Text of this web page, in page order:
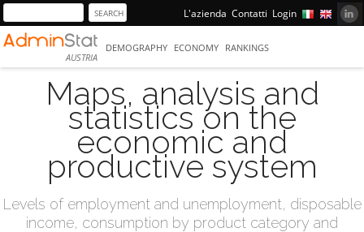
L'azienda Contatti Login
AUSTRIA
DEMOGRAPHY ECONOMY RANKINGS
Maps, analysis and
statistics on the
economic and
productive system
Levels of employment and unemployment, disposable
income, consumption by product category and